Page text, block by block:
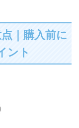
｜購入前に
ント